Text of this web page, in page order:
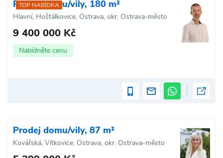
TOP NABÍDKA
Prodej domu/vily, 180 m²
Hlavní, Hošťálkovice, Ostrava, okr. Ostrava-město
9 400 000 Kč
Nabídněte cenu
Prodej domu/vily, 87 m²
Kovářská, Vítkovice, Ostrava, okr. Ostrava-město